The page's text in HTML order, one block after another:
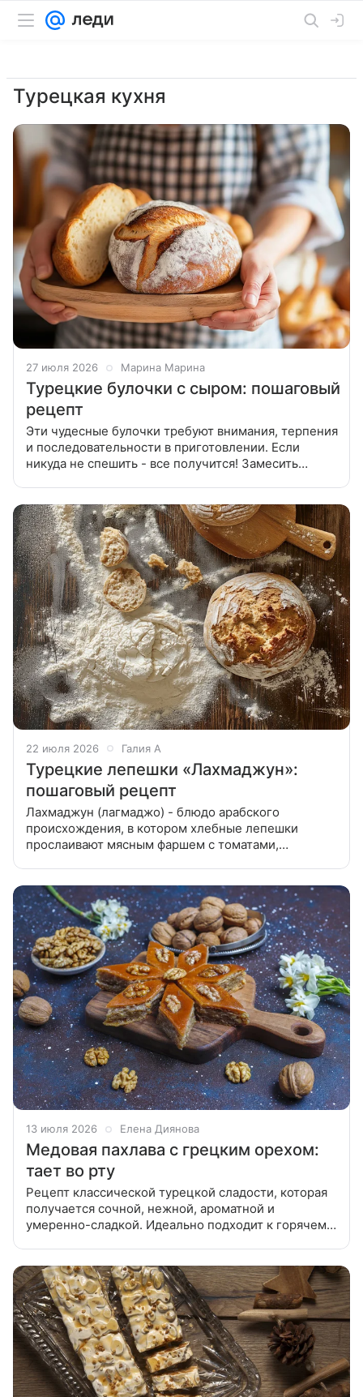
Турецкая кухня
27 июля 2026 Марина Марина
Турецкие булочки с сыром: пошаговый
рецепт
Эти чудесные булочки требуют внимания, терпения
и последовательности в приготовлении. Если
никуда не спешить - все получится! Замесить
22 июля 2026 Галия А
Турецкие лепешки «Лахмаджун»:
пошаговый рецепт
Лахмаджун (лагмаджо) - блюдо арабского
происхождения, в котором хлебные лепешки
прослаивают мясным фаршем с томатами,
оригинальный
13 июля 2026 Елена Диянова
Медовая пахлава с грецким орехом:
тает во рту
Рецепт классической турецкой сладости, которая
получается сочной, нежной, ароматной и
умеренно-сладкой. Идеально подходит к горячему